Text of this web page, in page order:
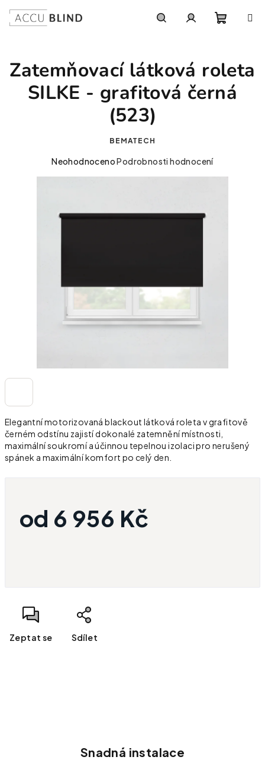
Elegantní motorizovaná blackout látková roleta v grafitově
černém odstínu zajistí dokonalé zatemnění místnosti,
maximální soukromí a účinnou tepelnou izolaci pro nerušený
spánek a maximální komfort po celý den.
od 6 956 Kč
Měrná cena:
Zeptat se Sdílet
Zatemňovací látková roleta
SILKE - grafitová černá
(523)
BEMATECH
Průměrné hodnocení produktu je 0,0 z 5 hvězdiček.
NeohodnocenoPodrobnosti hodnocení
Snadná instalace